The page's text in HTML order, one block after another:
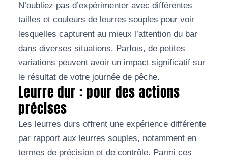
N’oubliez pas d’expérimenter avec différentes
tailles et couleurs de leurres souples pour voir
lesquelles capturent au mieux l’attention du bar
dans diverses situations. Parfois, de petites
variations peuvent avoir un impact significatif sur
le résultat de votre journée de pêche.
Leurre dur : pour des actions
précises
Les leurres durs offrent une expérience différente
par rapport aux leurres souples, notamment en
termes de précision et de contrôle. Parmi ces